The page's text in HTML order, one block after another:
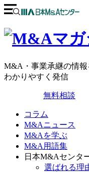
M&A・事業承継の情報
わかりやすく発信
無料相談
コラム
M&Aニュース
M&Aを学ぶ
M&A用語集
日本M&Aセンタ
選ばれる理